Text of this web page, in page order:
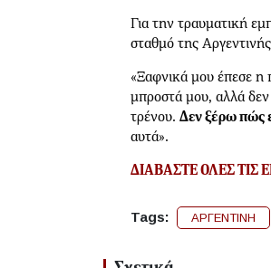
Για την τραυματική
σταθμό της
«Ξαφνικά μου έπεσε η
μπροστά μου, αλλά δεν
τρένου. Δεν ξέρω πώς
αυτά».
ΔΙΑΒΑΣΤΕ ΟΛΕΣ ΤΙΣ
Tags: ΑΡΓΕΝΤΙΝΗ